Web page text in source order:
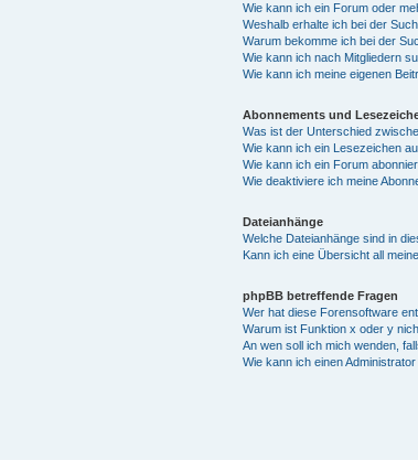
Wie kann ich ein Forum oder
Weshalb erhalte ich bei der
Warum bekomme ich bei der
Wie kann ich nach Mitgliedern
Wie kann ich meine eigenen
Abonnements und
Was ist der Unterschied
Wie kann ich ein Lesezeichen
Wie kann ich ein Forum
Wie deaktiviere ich meine
Dateianhänge
Welche Dateianhänge sind in
Kann ich eine Übersicht all
phpBB betreffende Fragen
Wer hat diese Forensoftware
Warum ist Funktion x oder y
An wen soll ich mich wenden,
Wie kann ich einen